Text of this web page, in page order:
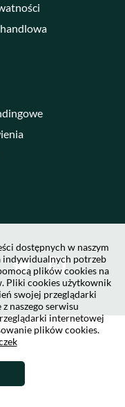
dostępnych w naszym
indywidualnych potrzeb
plików cookies na
Pliki cookies użytkownik
swojej przeglądarki
naszego serwisu
internetowej
plików cookies.